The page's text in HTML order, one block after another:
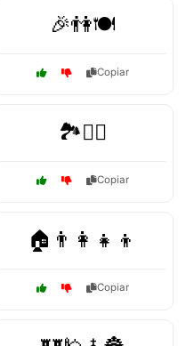
🎉👫🍽️
Copiar
🏞️🚶‍♀️
Copiar
🏠👨‍👩‍👧‍👦
Copiar